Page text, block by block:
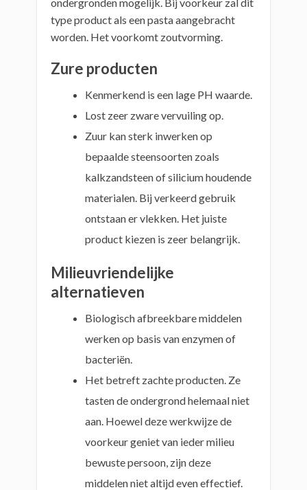
type product als een pasta aangebracht
worden. Het voorkomt zoutvorming.
Zure producten
Kenmerkend is een lage PH waarde.
Lost zeer zware vervuiling op.
Zuur kan sterk inwerken op
bepaalde steensoorten zoals
kalkzandsteen of silicium houdende
materialen. Bij verkeerd gebruik
ontstaan er vlekken. Het juiste
product kiezen is zeer belangrijk.
Milieuvriendelijke
alternatieven
Biologisch afbreekbare middelen
werken op basis van enzymen of
bacteriën.
Het betreft zachte producten. Ze
tasten de ondergrond helemaal niet
aan. Hoewel deze werkwijze de
voorkeur geniet van ieder milieu
bewuste persoon, zijn deze
middelen niet altijd even effectief.